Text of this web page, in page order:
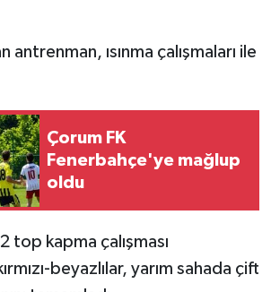
antrenman, ısınma çalışmaları ile
Çorum FK
Fenerbahçe'ye mağlup
oldu
top kapma çalışması
beyazlılar, yarım sahada çift